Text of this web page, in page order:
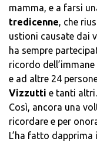
mamma, e a farsi
tredicenne, che
ustioni causate dai
ha sempre
ricordo
e ad altre 24
Vizzutti e tanti altri.
Così, ancora una
ricordare e per
L’ha fatto